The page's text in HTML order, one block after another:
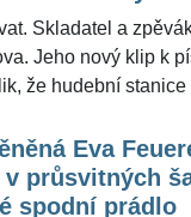
štěstí z toho, že
Neváhala se tak
s upřímným
Skladatel a
Jeho nový klip k
že hudební stanice
podsvětí a institucí,
se ukázalo
Barták
Eva
průsvitných
spodní prádlo